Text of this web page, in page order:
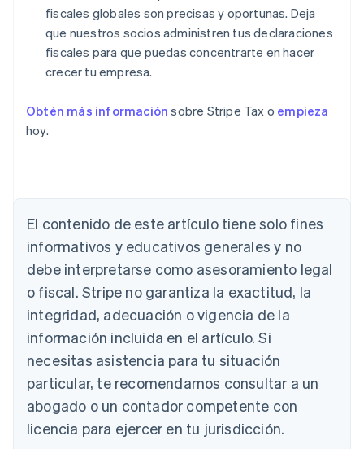
fiscales globales son precisas y oportunas. Deja
que nuestros socios administren tus declaraciones
fiscales para que puedas concentrarte en hacer
crecer tu empresa.
Obtén más información sobre Stripe Tax o empieza
hoy.
El contenido de este artículo tiene solo fines
informativos y educativos generales y no
debe interpretarse como asesoramiento legal
o fiscal. Stripe no garantiza la exactitud, la
integridad, adecuación o vigencia de la
información incluida en el artículo. Si
necesitas asistencia para tu situación
particular, te recomendamos consultar a un
abogado o un contador competente con
licencia para ejercer en tu jurisdicción.
Alemania
Deutsch English
Australia
English
Austria
Deutsch English
Bélgica
Nederlands English
Brasil
PortuguêsEnglish
Bulgaria